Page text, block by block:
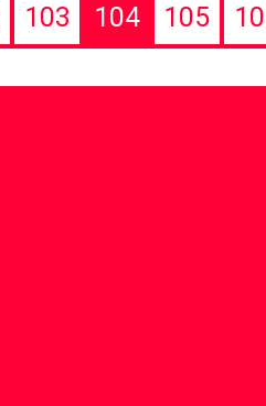
103 104 105